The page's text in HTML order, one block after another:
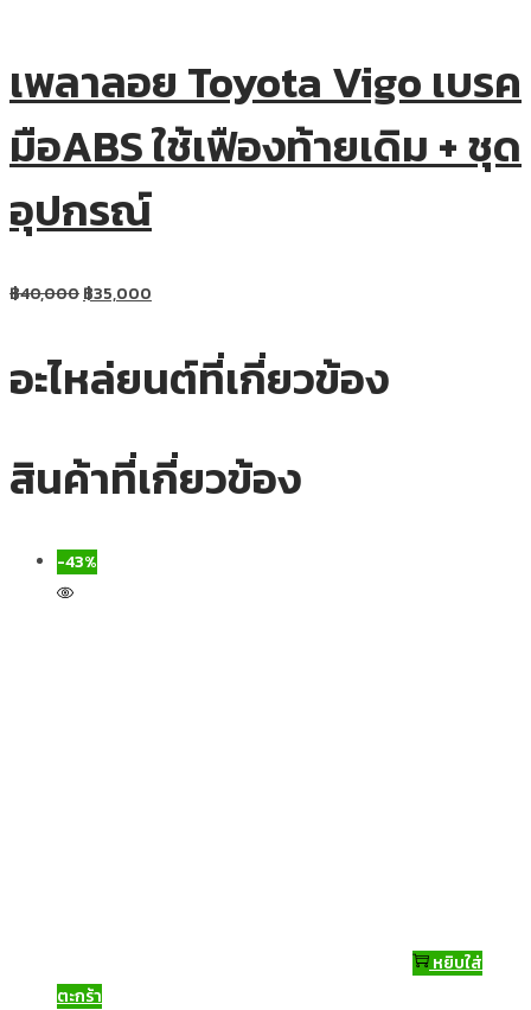
เพลาลอย Toyota Vigo เบรค
มือABS ใช้เฟืองท้ายเดิม + ชุด
อุปกรณ์
฿40,000฿35,000
อะไหล่ยนต์ที่เกี่ยวข้อง
สินค้าที่เกี่ยวข้อง
-43%
หยิบใส่
ตะกร้า